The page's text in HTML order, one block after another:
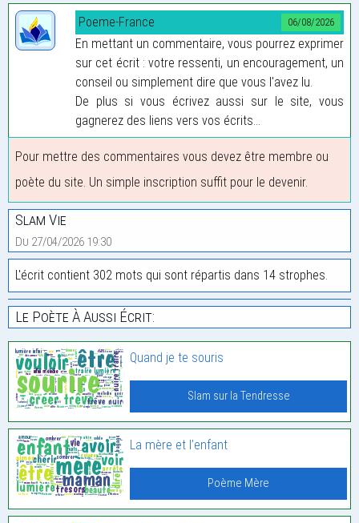
06/08/2026
Poeme-France
En mettant un commentaire, vous pourrez exprimer
sur cet écrit : votre ressenti, un encouragement, un
conseil ou simplement dire que vous l'avez lu.
De plus si vous écrivez aussi sur le site, vous
gagnerez des liens vers vos écrits...
Pour mettre des commentaires vous devez être membre ou
poète du site. Un simple inscription suffit pour le devenir.
Slam Vie
Du 27/04/2026 19:30
L'écrit contient 302 mots qui sont répartis dans 14 strophes.
Le Poète À Aussi Écrit:
Quand je te souris
Slam sur la Tendresse
La mère et l’enfant
Poème Mère